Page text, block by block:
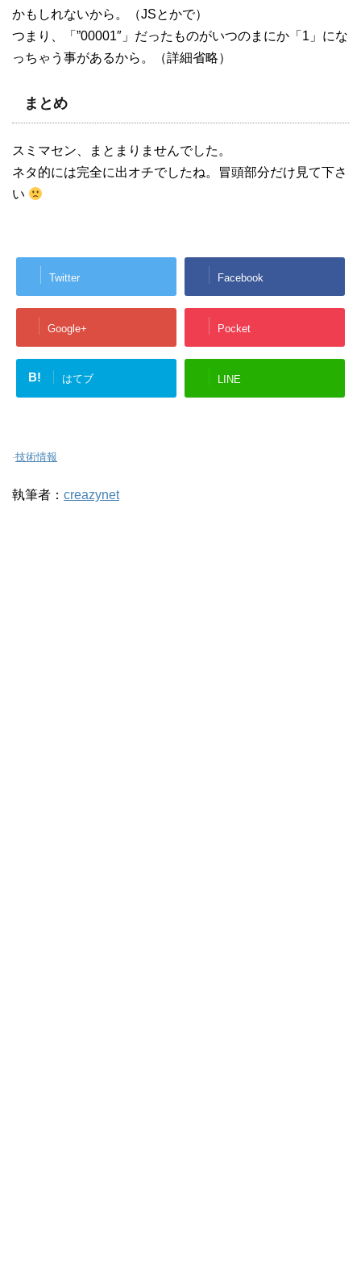
かもしれないから。（JSとかで）
つまり、「”00001″」だったものがいつのまにか「1」にな
っちゃう事があるから。（詳細省略）
まとめ
スミマセン、まとまりませんでした。
ネタ的には完全に出オチでしたね。冒頭部分だけ見て下さ
い
Twitter Facebook
Google+ Pocket
B! はてブ LINE
-技術情報
執筆者： creazynet